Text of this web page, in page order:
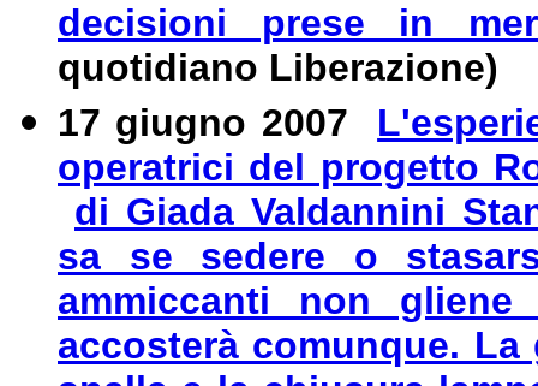
decisioni prese in
quotidiano Liberazione)
17 giugno 2007
operatrici del progetto
di Giada Valdannini
sa se sedere o
ammiccanti non
accosterà comunque.